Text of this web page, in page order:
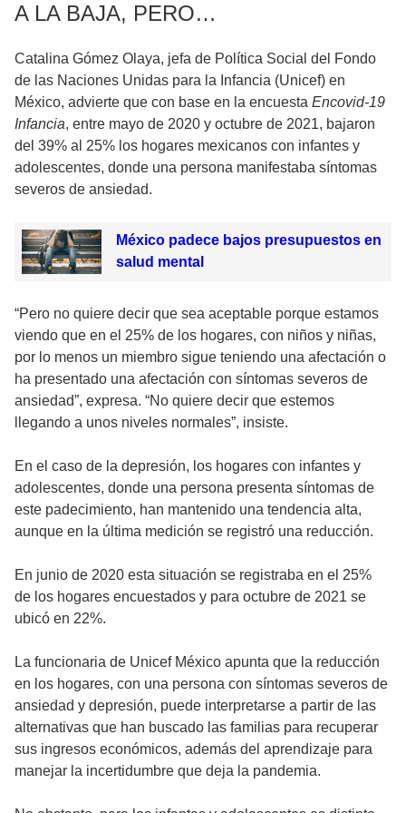
A LA BAJA, PERO…
Catalina Gómez Olaya, jefa de Política Social del Fondo
de las Naciones Unidas para la Infancia (Unicef) en
México, advierte que con base en la encuesta Encovid-19
Infancia, entre mayo de 2020 y octubre de 2021, bajaron
del 39% al 25% los hogares mexicanos con infantes y
adolescentes, donde una persona manifestaba síntomas
severos de ansiedad.
México padece bajos presupuestos en
salud mental
“Pero no quiere decir que sea aceptable porque estamos
viendo que en el 25% de los hogares, con niños y niñas,
por lo menos un miembro sigue teniendo una afectación o
ha presentado una afectación con síntomas severos de
ansiedad”, expresa. “No quiere decir que estemos
llegando a unos niveles normales”, insiste.
En el caso de la depresión, los hogares con infantes y
adolescentes, donde una persona presenta síntomas de
este padecimiento, han mantenido una tendencia alta,
aunque en la última medición se registró una reducción.
En junio de 2020 esta situación se registraba en el 25%
de los hogares encuestados y para octubre de 2021 se
ubicó en 22%.
La funcionaria de Unicef México apunta que la reducción
en los hogares, con una persona con síntomas severos de
ansiedad y depresión, puede interpretarse a partir de las
alternativas que han buscado las familias para recuperar
sus ingresos económicos, además del aprendizaje para
manejar la incertidumbre que deja la pandemia.